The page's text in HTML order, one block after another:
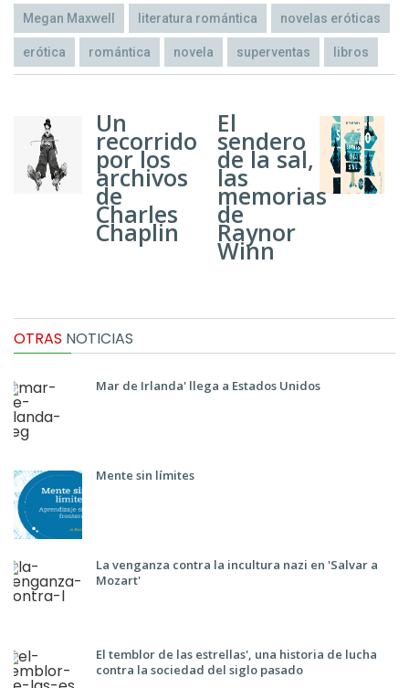
Megan Maxwell literatura romántica novelas eróticas
erótica romántica novela superventas libros
Un
recorrido
por los
archivos
de
Charles
Chaplin
El
sendero
de la sal,
las
memorias
de
Raynor
Winn
OTRAS NOTICIAS
Mar de Irlanda' llega a Estados Unidos
Mente sin límites
La venganza contra la incultura nazi en 'Salvar a
Mozart'
El temblor de las estrellas', una historia de lucha
contra la sociedad del siglo pasado